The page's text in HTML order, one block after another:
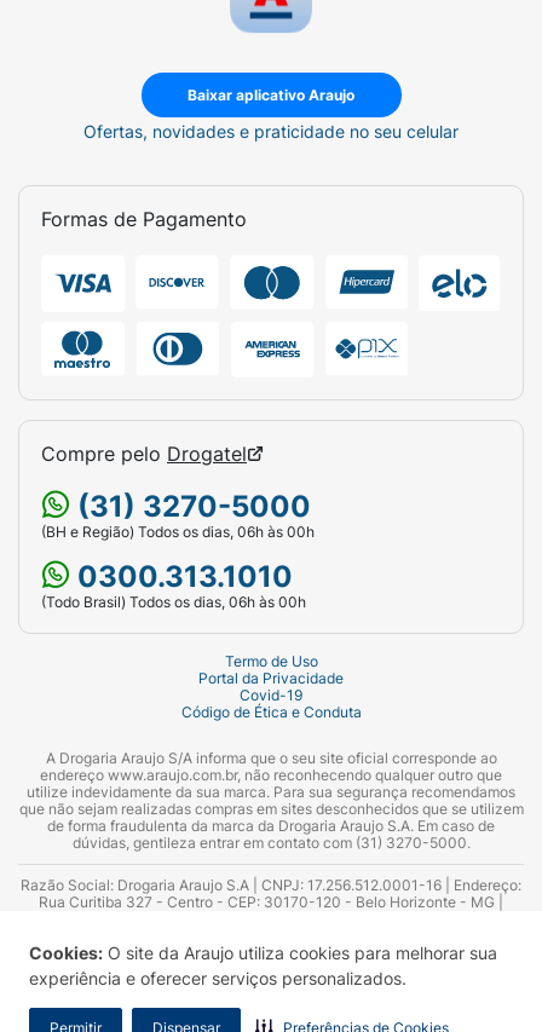
Cookies: O site da Araujo utiliza cookies para melhorar sua
experiência e oferecer serviços personalizados.
Permitir Dispensar Preferências de Cookies
Baixar aplicativo Araujo
Ofertas, novidades e praticidade no seu celular
Formas de Pagamento
Compre pelo Drogatel
(31) 3270-5000
(BH e Região) Todos os dias, 06h às 00h
0300.313.1010
(Todo Brasil) Todos os dias, 06h às 00h
Termo de Uso
Portal da Privacidade
Covid-19
Código de Ética e Conduta
A Drogaria Araujo S/A informa que o seu site oficial corresponde ao
endereço www.araujo.com.br, não reconhecendo qualquer outro que
utilize indevidamente da sua marca. Para sua segurança recomendamos
que não sejam realizadas compras em sites desconhecidos que se utilizem
de forma fraudulenta da marca da Drogaria Araujo S.A. Em caso de
dúvidas, gentileza entrar em contato com (31) 3270-5000.
Razão Social: Drogaria Araujo S.A | CNPJ: 17.256.512.0001-16 | Endereço:
Rua Curitiba 327 - Centro - CEP: 30170-120 - Belo Horizonte - MG |
Azevedo Guimarães – CRF 10.965 | Yasmin Silva Alvarenga – CRF 52.584 -
Consultor substituto: Thiago Aguiar Pinheiro - CRF Nº 13.748. Alvará
Sanitário: 2025020713 | Autorização de Funcionamento da Empresa (AFE):